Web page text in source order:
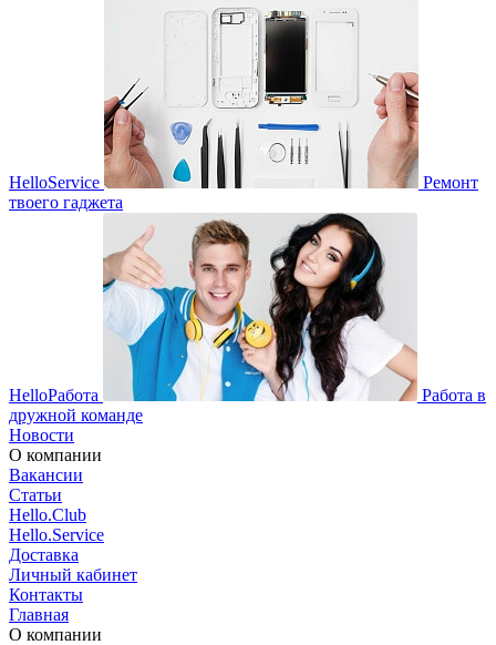
HelloService
Ремонт
твоего гаджета
HelloРабота
Работа в
дружной команде
Новости
О компании
Вакансии
Статьи
Hello.Club
Hello.Service
Доставка
Личный кабинет
Контакты
Главная
О компании